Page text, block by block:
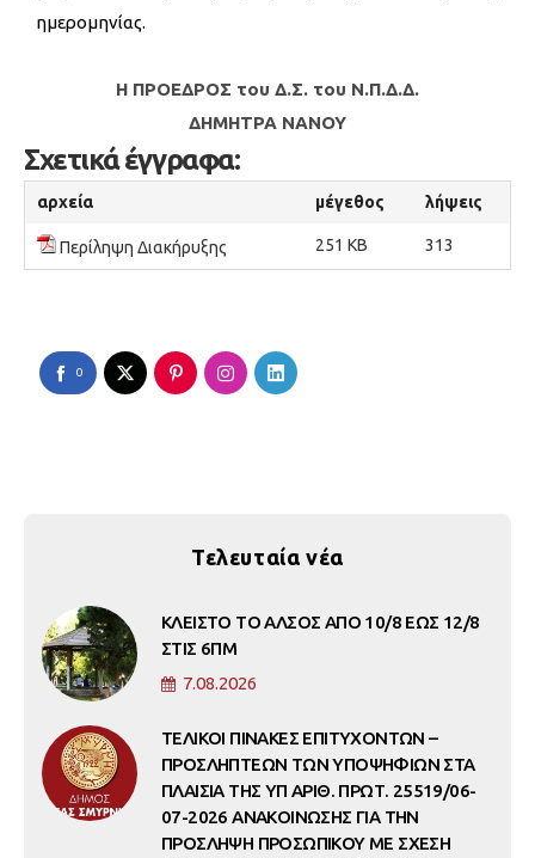
ημερομηνίας.
Η ΠΡΟΕΔΡΟΣ του Δ.Σ. του Ν.Π.Δ.Δ.
ΔΗΜΗΤΡΑ ΝΑΝΟΥ
Σχετικά έγγραφα:
αρχεία μέγεθος λήψεις
Περίληψη Διακήρυξης 251 KB 313
0
Τελευταία νέα
ΚΛΕΙΣΤΟ ΤΟ ΑΛΣΟΣ ΑΠΟ 10/8 ΕΩΣ 12/8
ΣΤΙΣ 6ΠΜ
7.08.2026
ΤΕΛΙΚΟΙ ΠΙΝΑΚΕΣ ΕΠΙΤΥΧΟΝΤΩΝ –
ΠΡΟΣΛΗΠΤΕΩΝ ΤΩΝ ΥΠΟΨΗΦΙΩΝ ΣΤΑ
ΠΛΑΙΣΙΑ ΤΗΣ ΥΠ ΑΡΙΘ. ΠΡΩΤ. 25519/06-
07-2026 ΑΝΑΚΟΙΝΩΣΗΣ ΓΙΑ ΤΗΝ
ΠΡΟΣΛΗΨΗ ΠΡΟΣΩΠΙΚΟΥ ΜΕ ΣΧΕΣΗ